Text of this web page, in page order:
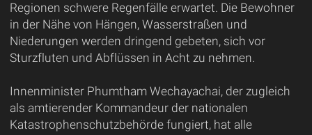
Regionen schwere Regenfälle erwartet. Die Bewohner
in der Nähe von Hängen, Wasserstraßen und
Niederungen werden dringend gebeten, sich vor
Sturzfluten und Abflüssen in Acht zu nehmen.
Innenminister Phumtham Wechayachai, der zugleich
als amtierender Kommandeur der nationalen
Katastrophenschutzbehörde fungiert, hat alle